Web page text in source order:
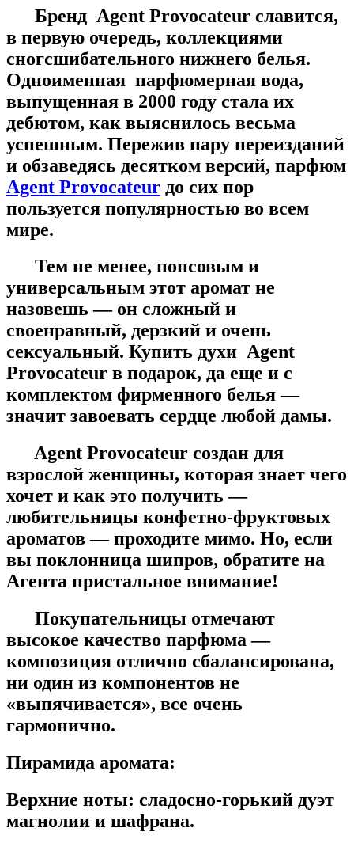
Бренд Agent Provocateur славится,
в первую очередь, коллекциями
сногсшибательного нижнего белья.
Одноименная парфюмерная вода,
выпущенная в 2000 году стала их
дебютом, как выяснилось весьма
успешным. Пережив пару переизданий
и обзаведясь десятком версий, парфюм
Agent Provocateur до сих пор
пользуется популярностью во всем
мире.
Тем не менее, попсовым и
универсальным этот аромат не
назовешь — он сложный и
своенравный, дерзкий и очень
сексуальный. Купить духи Agent
Provocateur в подарок, да еще и с
комплектом фирменного белья —
значит завоевать сердце любой дамы.
Agent Provocateur создан для
взрослой женщины, которая знает чего
хочет и как это получить —
любительницы конфетно-фруктовых
ароматов — проходите мимо. Но, если
вы поклонница шипров, обратите на
Агента пристальное внимание!
Покупательницы отмечают
высокое качество парфюма —
композиция отлично сбалансирована,
ни один из компонентов не
«выпячивается», все очень
гармонично.
Пирамида аромата:
Верхние ноты: сладосно-горький дуэт
магнолии и шафрана.